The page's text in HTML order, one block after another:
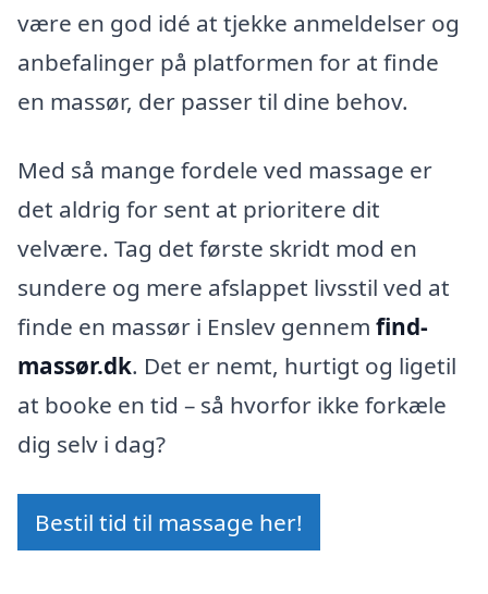
være en god idé at tjekke anmeldelser og
anbefalinger på platformen for at finde
en massør, der passer til dine behov.
Med så mange fordele ved massage er
det aldrig for sent at prioritere dit
velvære. Tag det første skridt mod en
sundere og mere afslappet livsstil ved at
finde en massør i Enslev gennem find-
massør.dk. Det er nemt, hurtigt og ligetil
at booke en tid – så hvorfor ikke forkæle
dig selv i dag?
Bestil tid til massage her!